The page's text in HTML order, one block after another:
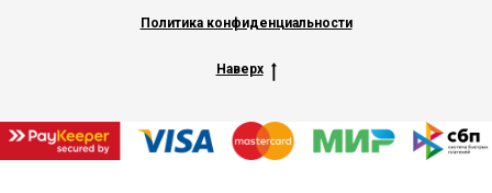
Политика конфиденциальности
Наверх